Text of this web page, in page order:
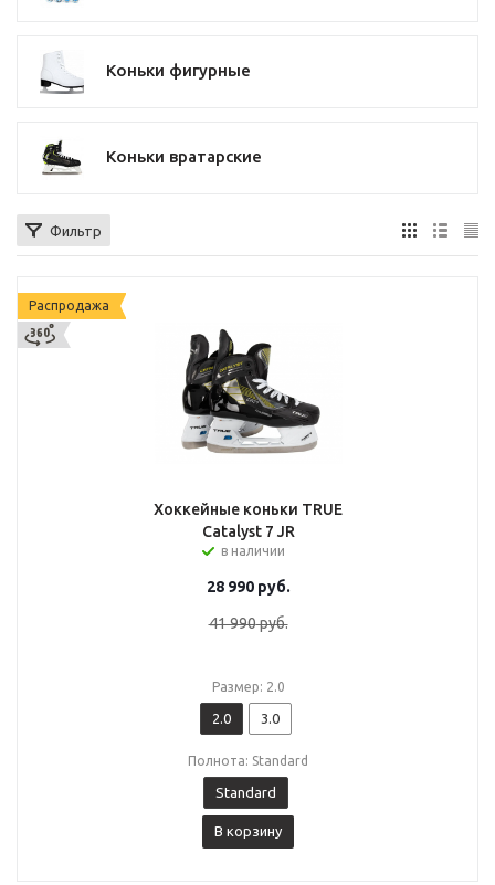
Коньки фигурные
Коньки вратарские
Фильтр
Распродажа
Хоккейные коньки TRUE
Catalyst 7 JR
в наличии
28 990руб.
41 990руб.
Размер: 2.0
2.0 3.0
Полнота: Standard
Standard
В корзину